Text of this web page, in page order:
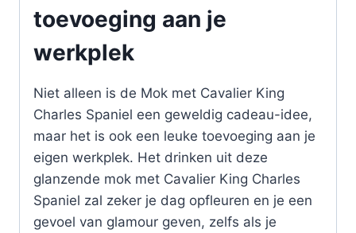
toevoeging aan je
werkplek
Niet alleen is de Mok met Cavalier King
Charles Spaniel een geweldig cadeau-idee,
maar het is ook een leuke toevoeging aan je
eigen werkplek. Het drinken uit deze
glanzende mok met Cavalier King Charles
Spaniel zal zeker je dag opfleuren en je een
gevoel van glamour geven, zelfs als je